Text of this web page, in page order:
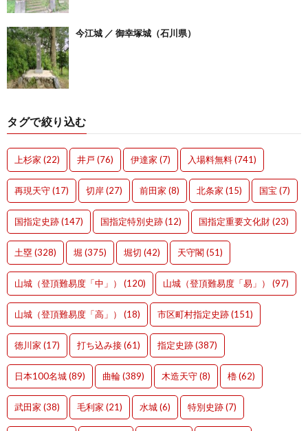
今江城 ／ 御幸塚城（石川県）
タグで絞り込む
上杉家 (22) 井戸 (76) 伊達家 (7) 入場料無料(741)
再現天守(17) 切岸(27) 前田家 (8) 北条家 (15) 国宝 (7)
国指定史跡(147) 国指定特別史跡(12) 国指定重要文化財(23)
土塁 (328) 堀 (375) 堀切 (42) 天守閣(51)
山城（登頂難易度「中」） (120) 山城（登頂難易度「易」） (97)
山城（登頂難易度「高」） (18) 市区町村指定史跡(151)
徳川家 (17) 打ち込み接(61) 指定史跡(387)
日本100名城(89) 曲輪(389) 木造天守(8) 櫓(62)
武田家 (38) 毛利家 (21) 水城(6) 特別史跡(7)